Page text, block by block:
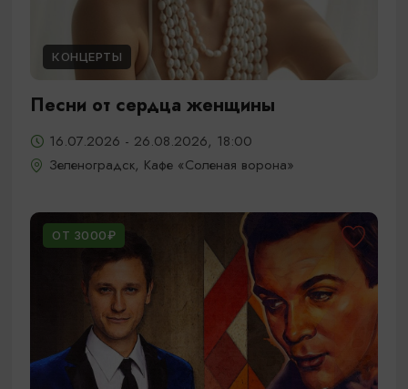
КОНЦЕРТЫ
Песни от сердца женщины
16.07.2026 - 26.08.2026, 18:00
Зеленоградск, Кафе «Соленая ворона»
ОТ 3000₽